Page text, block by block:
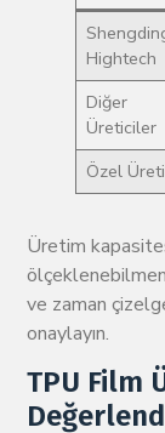
Hightech
Diğer
Üreticiler
Özel
Üretim
ve zaman
onaylayın.
TPU Film